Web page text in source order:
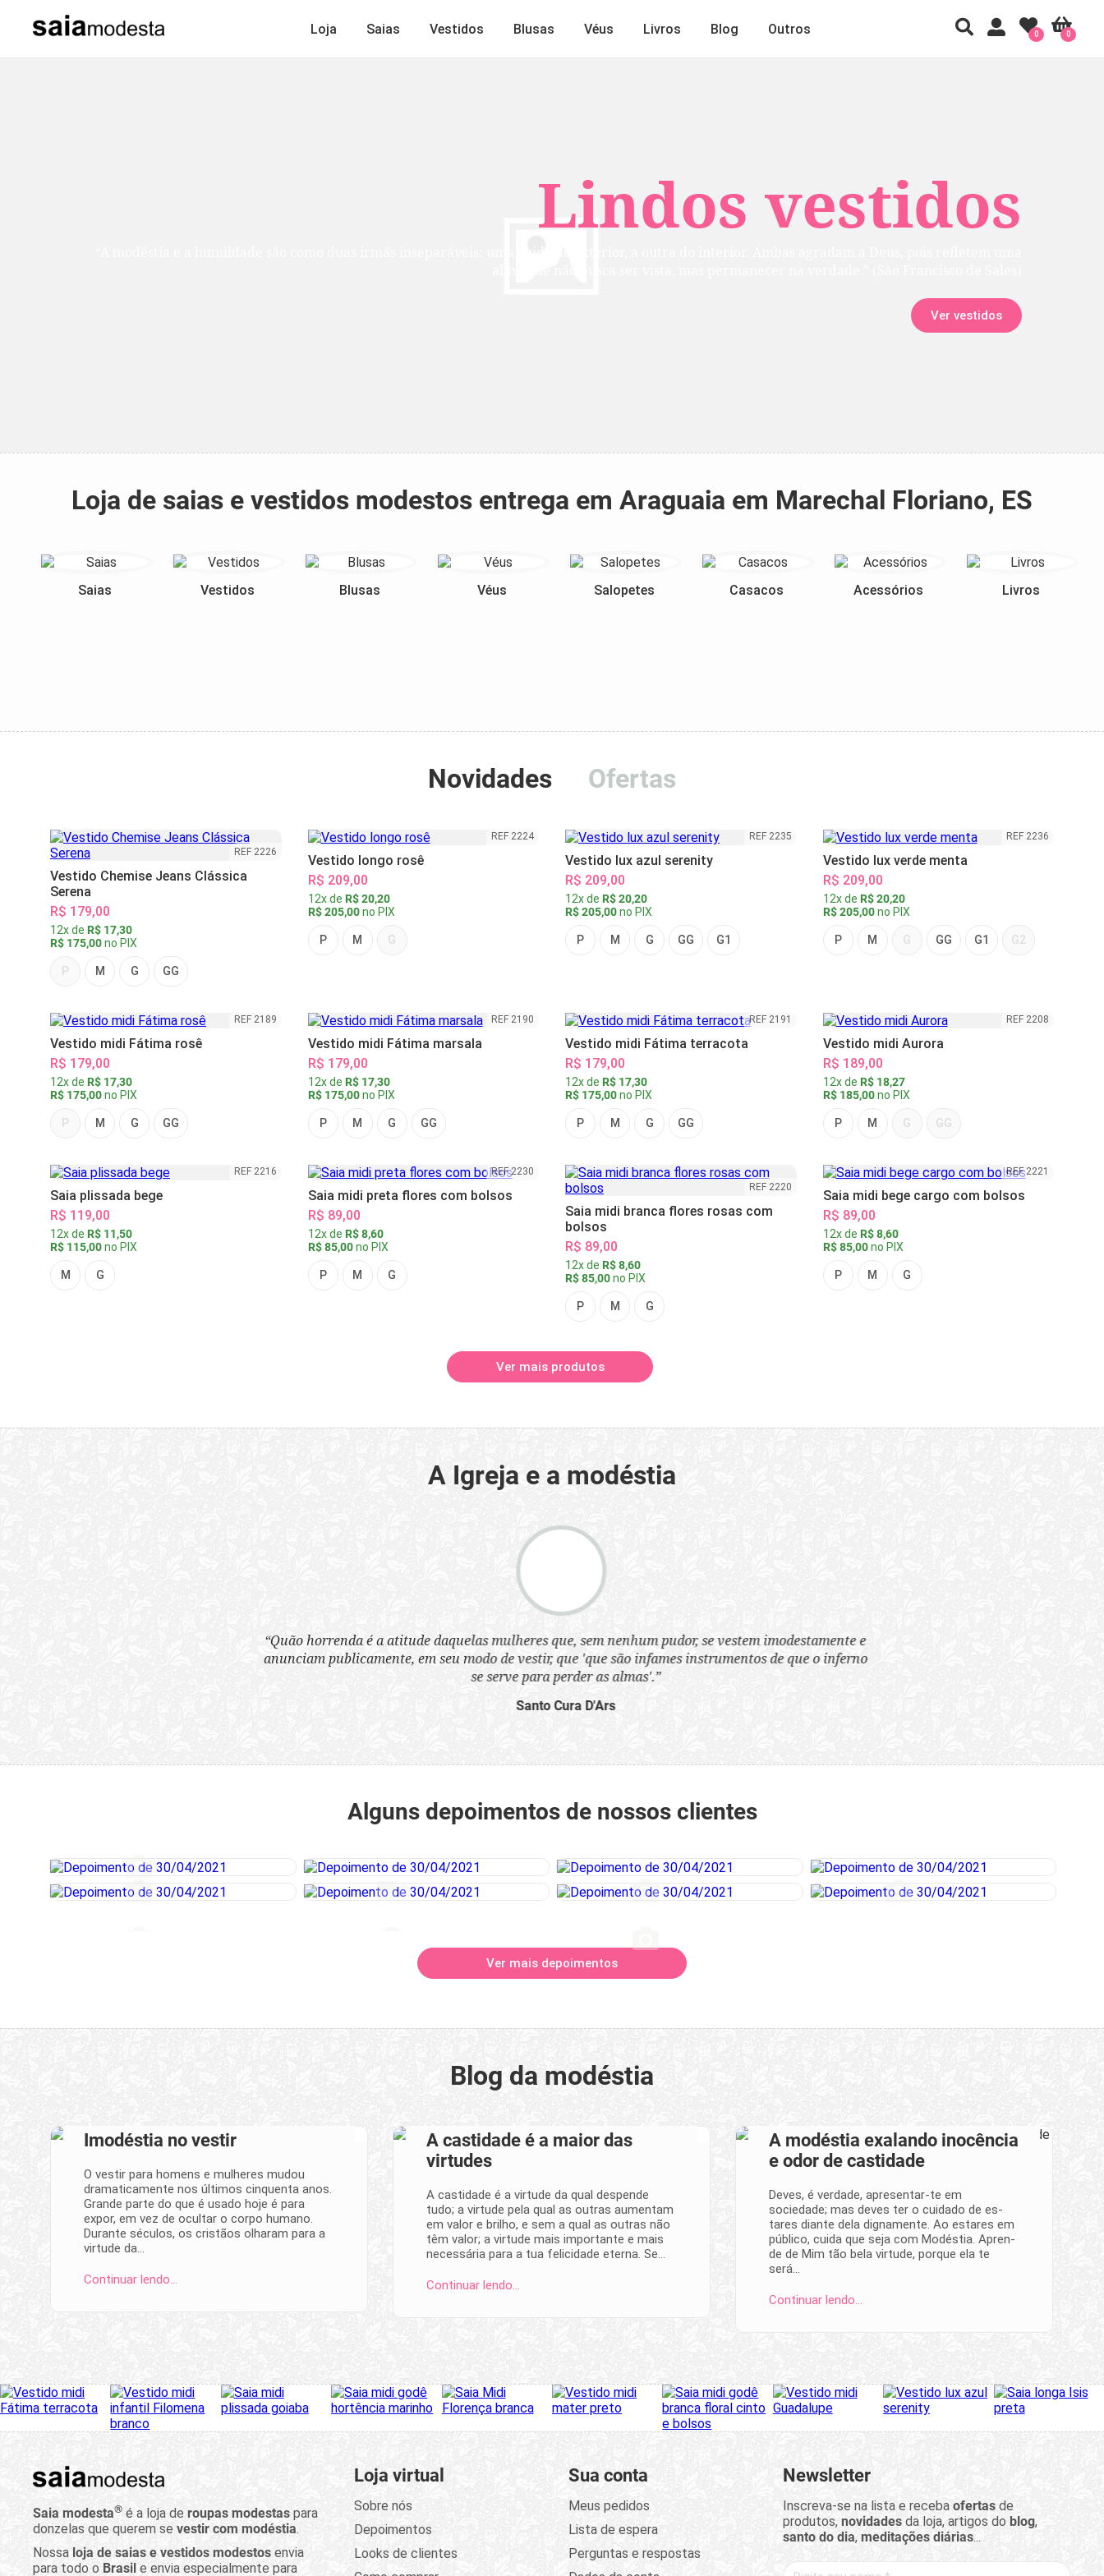
Lindos vestidos
Ver vestidos
Loja Saias Vestidos Blusas Véus Livros Blog Outros 0
0
Loja de saias e vestidos modestos entrega em Araguaia em Marechal Floriano, ES
Saias Vestidos Blusas Véus Salopetes Casacos Acessórios Livros
Novidades Ofertas
REF 2226
Vestido Chemise Jeans Clássica
Serena
R$ 179,00
12x de R$ 17,30
R$ 175,00no PIX
P M G GG
REF 2224
Vestido longo rosê
R$ 209,00
12x de R$ 20,20
R$ 205,00no PIX
P M G
REF 2235
Vestido lux azul serenity
R$ 209,00
12x de R$ 20,20
R$ 205,00no PIX
P M G GG G1
REF 2236
Vestido lux verde menta
R$ 209,00
12x de R$ 20,20
R$ 205,00no PIX
P M G GG G1 G2
REF 2189
Vestido midi Fátima rosê
R$ 179,00
12x de R$ 17,30
R$ 175,00no PIX
P M G GG
REF 2190
Vestido midi Fátima marsala
R$ 179,00
12x de R$ 17,30
R$ 175,00no PIX
P M G GG
REF 2191
Vestido midi Fátima terracota
R$ 179,00
12x de R$ 17,30
R$ 175,00no PIX
P M G GG
REF 2208
Vestido midi Aurora
R$ 189,00
12x de R$ 18,27
R$ 185,00no PIX
P M G GG
REF 2216
Saia plissada bege
R$ 119,00
12x de R$ 11,50
R$ 115,00no PIX
M G
REF 2230
Saia midi preta flores com bolsos
R$ 89,00
12x de R$ 8,60
R$ 85,00no PIX
P M G
REF 2220
Saia midi branca flores rosas com
bolsos
R$ 89,00
12x de R$ 8,60
R$ 85,00no PIX
P M G
REF 2221
Saia midi bege cargo com bolsos
R$ 89,00
12x de R$ 8,60
R$ 85,00no PIX
P M G
Ver mais produtos
A Igreja e a modéstia
“Quão horrenda é a atitude daquelas mulheres que, sem nenhum pudor, se vestem imodestamente e
anunciam publicamente, em seu modo de vestir, que 'que são infames instrumentos de que o inferno
se serve para perder as almas'.”
Santo Cura D'Ars
Alguns depoimentos de nossos clientes
Ver mais depoimentos
Blog da modéstia
Imodéstia no vestir
O vestir para homens e mulheres mudou
dramaticamente nos últimos cinquenta anos.
Grande parte do que é usado hoje é para
expor, em vez de ocultar o corpo humano.
Durante séculos, os cristãos olharam para a
virtude da…
Continuar lendo…
A castidade é a maior das
virtudes
A castidade é a virtude da qual despende
tudo; a virtude pela qual as outras aumentam
em valor e brilho, e sem a qual as outras não
têm valor; a virtude mais importante e mais
necessária para a tua felicidade eterna. Se…
Continuar lendo…
A modéstia exalando inocência
e odor de castidade
Deves, é verdade, apresentar-te em
sociedade; mas deves ter o cuida­do de es­
tares di­ante dela dignamente. Ao estares em
público, cuida que seja com Modés­tia. Apren­
de de Mim tão bela virtude, porque ela te
será…
Continuar lendo…
Saia modesta® é a loja de roupas modestas para
donzelas que querem se vestir com modéstia.
Nossa loja de saias e vestidos modestos envia
para todo o Brasil e envia especialmente para
Loja virtual
Sobre nós
Depoimentos
Looks de clientes
Sua conta
Meus pedidos
Lista de espera
Perguntas e respostas
Newsletter
Inscreva-se na lista e receba ofertasde
produtos, novidadesda loja, artigos do blog,
santo do dia, meditações diárias...